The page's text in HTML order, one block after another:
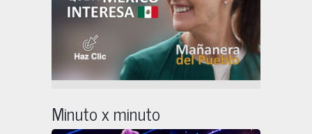
Minuto x minuto